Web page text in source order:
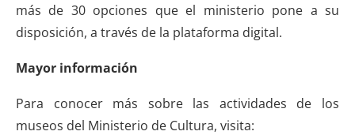
más de 30 opciones que el ministerio pone a su
disposición, a través de la plataforma digital.
Mayor información
Para conocer más sobre las actividades de los
museos del Ministerio de Cultura, visita: